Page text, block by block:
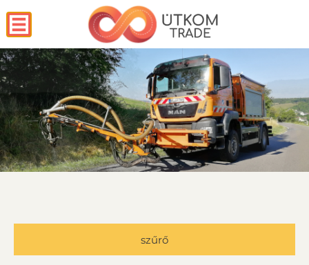
szűrő